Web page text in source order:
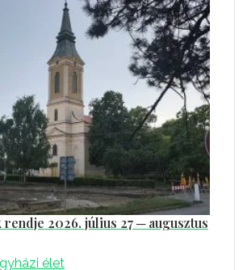
rendje 2026. július 27 ─ augusztus
élet